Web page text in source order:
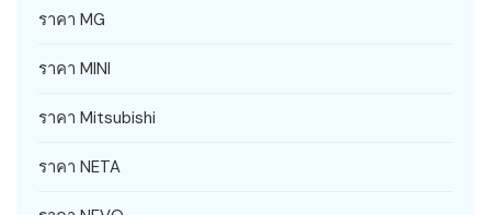
ราคา MG
ราคา MINI
ราคา Mitsubishi
ราคา NETA